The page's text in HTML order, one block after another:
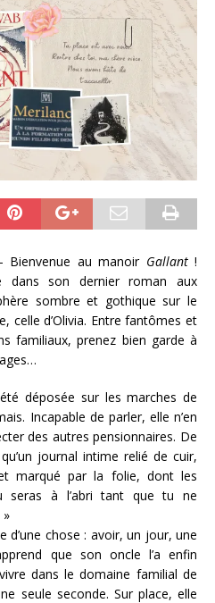
Bienvenue au manoir Gallant!
dans son dernier roman aux
sombre et gothique sur le
celle d’Olivia. Entre fantômes et
familiaux, prenez bien garde à
déposée sur les marches de
Incapable de parler, elle n’en
des autres pensionnaires. De
journal intime relié de cuir,
marqué par la folie, dont les
à l’abri tant que tu ne
»
d’une chose : avoir, un jour, une
que son oncle l’a enfin
dans le domaine familial de
seule seconde. Sur place, elle